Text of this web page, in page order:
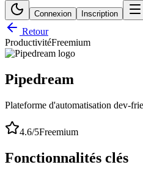
Connexion Inscription
Retour
ProductivitéFreemium
Pipedream
Plateforme d'automatisation dev-
4.6/5Freemium
Fonctionnalités clés